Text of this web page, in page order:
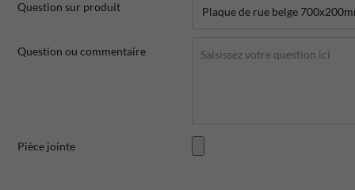
Question sur produit
Question ou commentaire
Pièce jointe